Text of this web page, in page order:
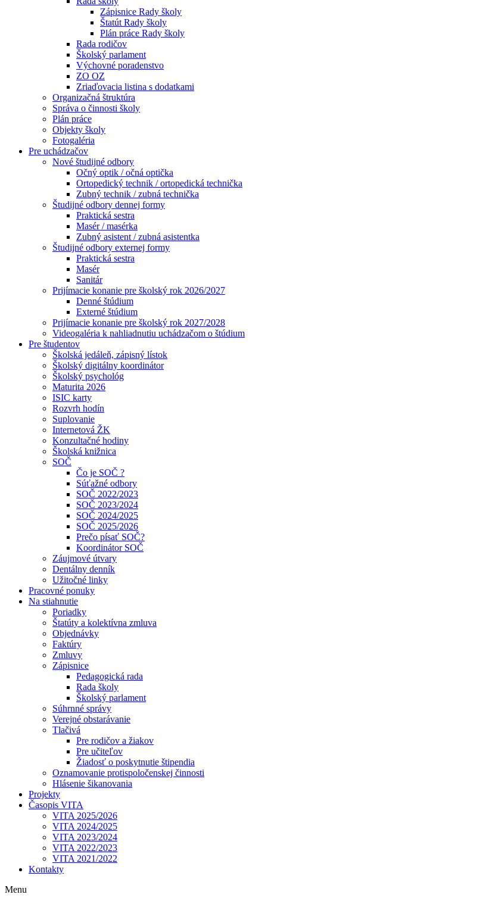
Zápisnice Rady školy
Štatút Rady školy
Plán práce Rady školy
Rada rodičov
Školský parlament
Výchovné poradenstvo
ZO OZ
Zriaďovacia listina s dodatkami
Organizačná štruktúra
Správa o činnosti školy
Plán práce
Objekty školy
Fotogaléria
Pre uchádzačov
Nové študijné odbory
Očný optik / očná optička
Ortopedický technik / ortopedická technička
Zubný technik / zubná technička
Študijné odbory dennej formy
Praktická sestra
Masér / masérka
Zubný asistent / zubná asistentka
Študijné odbory externej formy
Praktická sestra
Masér
Sanitár
Prijímacie konanie pre školský rok 2026/2027
Denné štúdium
Externé štúdium
Prijímacie konanie pre školský rok 2027/2028
Videogaléria k nahliadnutiu uchádzačom o štúdium
Pre študentov
Školská jedáleň, zápisný lístok
Školský digitálny koordinátor
Školský psychológ
Maturita 2026
ISIC karty
Rozvrh hodín
Suplovanie
Internetová ŽK
Konzultačné hodiny
Školská knižnica
SOČ
Čo je SOČ ?
Súťažné odbory
SOČ 2022/2023
SOČ 2023/2024
SOČ 2024/2025
SOČ 2025/2026
Prečo písať SOČ?
Koordinátor SOČ
Záujmové útvary
Dentálny denník
Užitočné linky
Pracovné ponuky
Na stiahnutie
Poriadky
Štatúty a kolektívna zmluva
Objednávky
Faktúry
Zmluvy
Zápisnice
Pedagogická rada
Rada školy
Školský parlament
Súhrnné správy
Verejné obstarávanie
Tlačivá
Pre rodičov a žiakov
Pre učiteľov
Žiadosť o poskytnutie štipendia
Oznamovanie protispoločenskej činnosti
Hlásenie šikanovania
Projekty
Časopis VITA
VITA 2025/2026
VITA 2024/2025
VITA 2023/2024
VITA 2022/2023
VITA 2021/2022
Kontakty
Menu